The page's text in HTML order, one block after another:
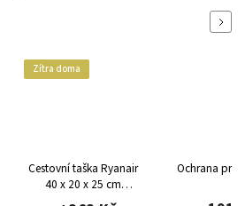
Zítra doma
Cestovní taška Ryanair
40 x 20 x 25 cm
TOPREV
Ochrana
Next